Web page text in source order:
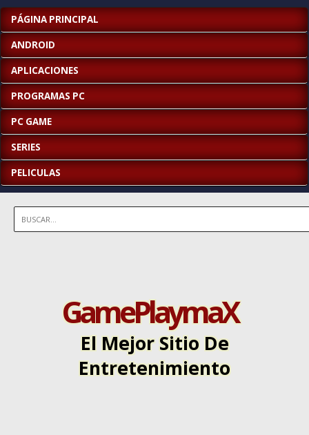
PÁGINA PRINCIPAL
ANDROID
APLICACIONES
PROGRAMAS PC
PC GAME
SERIES
PELICULAS
GamePlaymaX
El Mejor Sitio De
Entretenimiento